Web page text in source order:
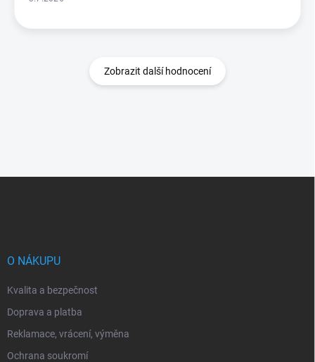
Zobrazit další hodnocení
O NÁKUPU
Kvalita a bezpečnost
Doprava a platba
Reklamace, vrácení, výměna
Ochrana soukromí